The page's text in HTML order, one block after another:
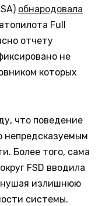
обнародовала
Full
отчету
не
которых
что поведение
непредсказуемым
Более того, сама
FSD вводила
излишнюю
системы.